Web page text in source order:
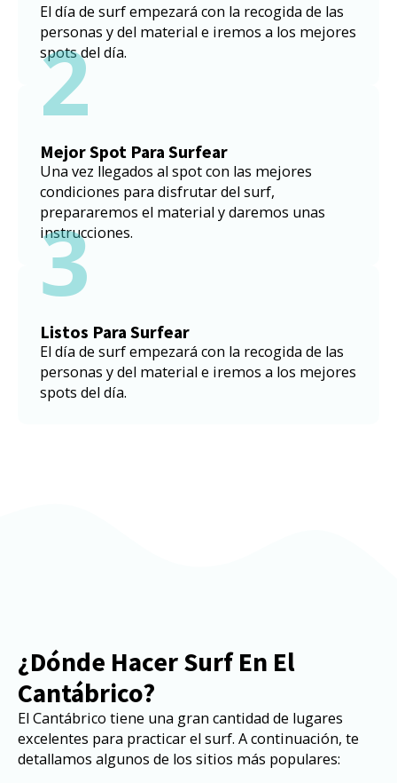
El día de surf empezará con la recogida de las
personas y del material e iremos a los mejores
spots del día.
2
Mejor Spot Para Surfear
Una vez llegados al spot con las mejores
condiciones para disfrutar del surf,
prepararemos el material y daremos unas
instrucciones.
3
Listos Para Surfear
El día de surf empezará con la recogida de las
personas y del material e iremos a los mejores
spots del día.
¿Dónde Hacer Surf En El
Cantábrico?
El Cantábrico tiene una gran cantidad de lugares
excelentes para practicar el surf. A continuación, te
detallamos algunos de los sitios más populares: